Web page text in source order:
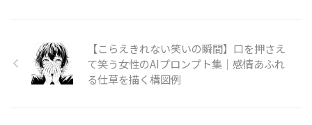
【こらえきれない笑いの瞬間】口を押さえ
て笑う女性のAIプロンプト集｜感情あふれ
る仕草を描く構図例